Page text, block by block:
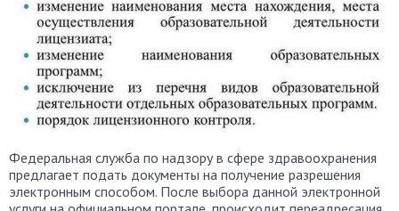
Федеральная служба по надзору в сфере здравоохранения
предлагает подать документы на получение разрешения
электронным способом. После выбора данной электронной